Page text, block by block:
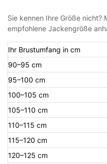
Sie kennen Ihre Größe nicht?
empfohlene Jackengröße
Ihr Brustumfang in cm
90–95 cm
95–100 cm
100–105 cm
105–110 cm
110–115 cm
115–120 cm
120–125 cm